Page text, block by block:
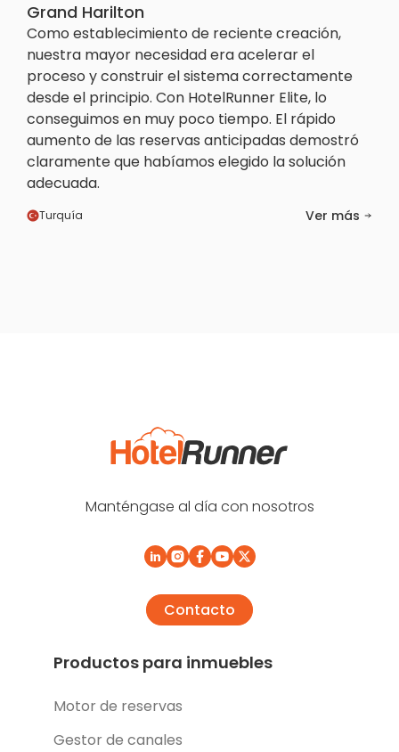
Grand Harilton
Como establecimiento de reciente creación,
nuestra mayor necesidad era acelerar el
proceso y construir el sistema correctamente
desde el principio. Con HotelRunner Elite, lo
conseguimos en muy poco tiempo. El rápido
aumento de las reservas anticipadas demostró
claramente que habíamos elegido la solución
adecuada.
Turquía Ver más
Manténgase al día con nosotros
Contacto
Productos para inmuebles
Motor de reservas
Gestor de canales